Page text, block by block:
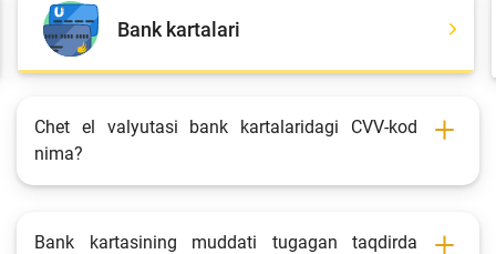
O‘quv qo‘llanmalar
Loyihalar
Depozit va kredit kalkulyatorlari
So‘rovnoma
Bank kartalari
Chet el valyutasi bank kartalaridagi CVV-kod
nima?
Bank kartasining muddati tugagan taqdirda